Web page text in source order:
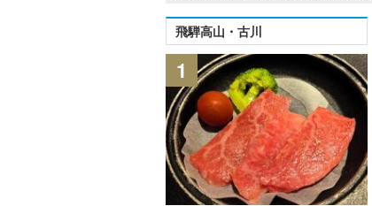
飛騨高山・古川
1